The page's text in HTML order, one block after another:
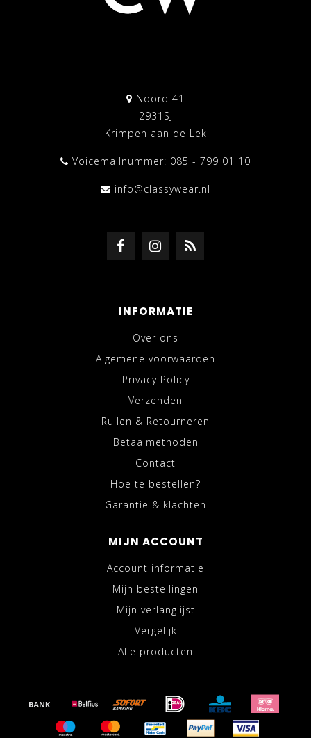
Noord 41
2931SJ
Krimpen aan de Lek
Voicemailnummer: 085 - 799 01 10
info@classywear.nl
INFORMATIE
Over ons
Algemene voorwaarden
Privacy Policy
Verzenden
Ruilen & Retourneren
Betaalmethoden
Contact
Hoe te bestellen?
Garantie & klachten
MIJN ACCOUNT
Account informatie
Mijn bestellingen
Mijn verlanglijst
Vergelijk
Alle producten